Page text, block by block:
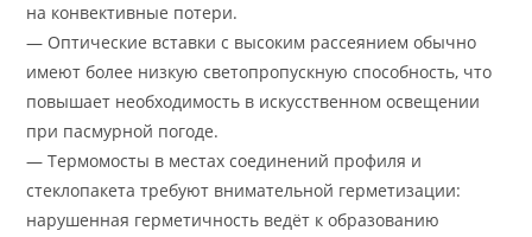
на конвективные потери.
— Оптические вставки с высоким рассеянием обычно
имеют более низкую светопропускную способность, что
повышает необходимость в искусственном освещении
при пасмурной погоде.
— Термомосты в местах соединений профиля и
стеклопакета требуют внимательной герметизации:
нарушенная герметичность ведёт к образованию